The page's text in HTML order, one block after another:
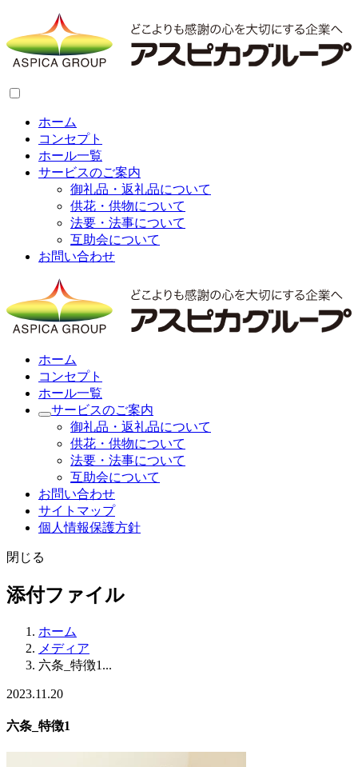
ホーム
コンセプト
ホール一覧
サービスのご案内
御礼品・返礼品について
供花・供物について
法要・法事について
互助会について
お問い合わせ
ホーム
コンセプト
ホール一覧
サービスのご案内
御礼品・返礼品について
供花・供物について
法要・法事について
互助会について
お問い合わせ
サイトマップ
個人情報保護方針
閉じる
添付ファイル
ホーム
メディア
六条_特徴1...
2023.11.20
六条_特徴1